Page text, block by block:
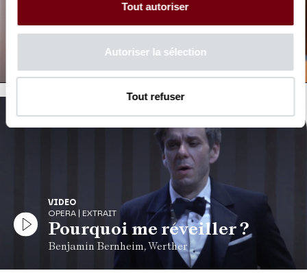
Tout autoriser
Autoriser la sélection
Tout refuser
OPERA | INTERVIEW
Benjamin Bernheim
VIDEO
OPERA | EXTRAIT
Pourquoi me réveiller ?
Benjamin Bernheim, Werther